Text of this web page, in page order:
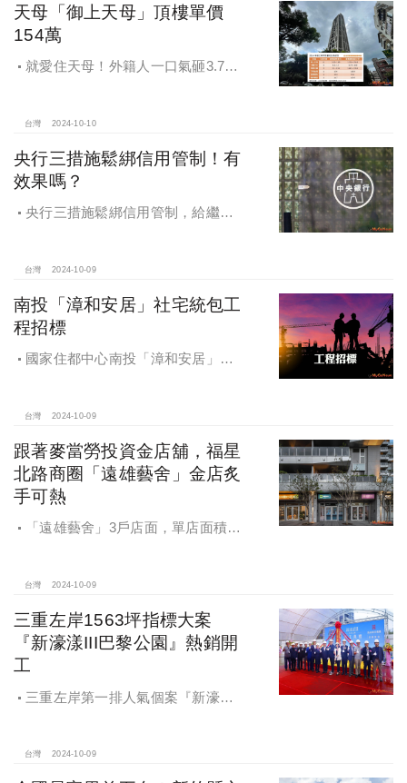
天母「御上天母」頂樓單價
154萬
就愛住天母！外籍人一口氣砸3.78
台灣 2024-10-10
央行三措施鬆綁信用管制！有
效果嗎？
央行三措施鬆綁信用管制，給繼
台灣 2024-10-09
南投「漳和安居」社宅統包工
程招標
國家住都中心南投「漳和安居」社
台灣 2024-10-09
跟著麥當勞投資金店舖，福星
北路商圈「遠雄藝舍」金店炙
手可熱
「遠雄藝舍」3戶店面，單店面積在
百萬的交易行情
台灣 2024-10-09
三重左岸1563坪指標大案
『新濠漾III巴黎公園』熱銷開
工
三重左岸第一排人氣個案『新濠漾III
台灣 2024-10-09